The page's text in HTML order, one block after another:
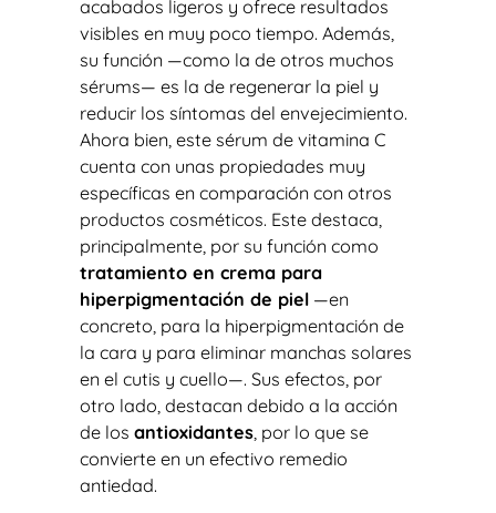
acabados ligeros y ofrece resultados
visibles en muy poco tiempo. Además,
su función —como la de otros muchos
sérums— es la de regenerar la piel y
reducir los síntomas del envejecimiento.
Ahora bien, este sérum de vitamina C
cuenta con unas propiedades muy
específicas en comparación con otros
productos cosméticos. Este destaca,
principalmente, por su función como
tratamiento en crema para
hiperpigmentación de piel —en
concreto, para la hiperpigmentación de
la cara y para eliminar manchas solares
en el cutis y cuello—. Sus efectos, por
otro lado, destacan debido a la acción
de los antioxidantes , por lo que se
convierte en un efectivo remedio
antiedad.